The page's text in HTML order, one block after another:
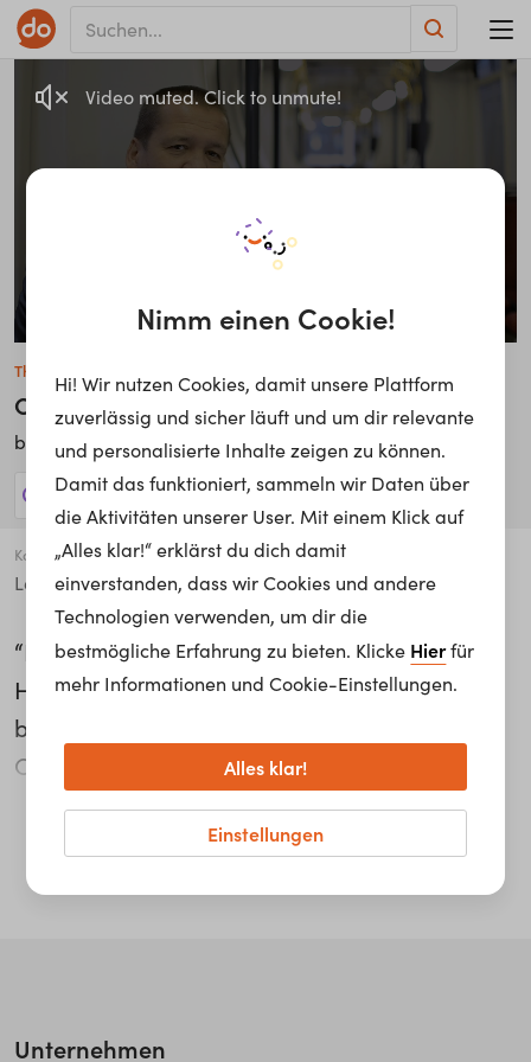
Video muted. Click to unmute!
Thomas Linsmeier
Chefinstruktor Bereich Straßenbahn
bei Wiener Linien
23 Jobs anzeigen!
Karriere Level
Leitende*r Angestellte*r
“Der Motorradfahrer mit einer Blume in der
Hand und einem Fussball unter dem Arm.” So
beschreibt sich Thomas Linsmeier,
Chefinstruktor der Wiener Linien im Bereich
Straßenbahn. Er kann einige hörenswerte
Anekdoten aus seinem Job zum Besten geben,
denn wichtig dabei ist, “mit den Menschen
weiterlesen...
Unternehmen
Nimm einen Cookie!
Hi! Wir nutzen Cookies, damit unsere Plattform
zuverlässig und sicher läuft und um dir relevante
und personalisierte Inhalte zeigen zu können.
Damit das funktioniert, sammeln wir Daten über
die Aktivitäten unserer User. Mit einem Klick auf
„Alles klar!“ erklärst du dich damit
einverstanden, dass wir Cookies und andere
Technologien verwenden, um dir die
bestmögliche Erfahrung zu bieten. Klicke Hierfür
mehr Informationen und Cookie-Einstellungen.
Einstellungen
Alles klar!